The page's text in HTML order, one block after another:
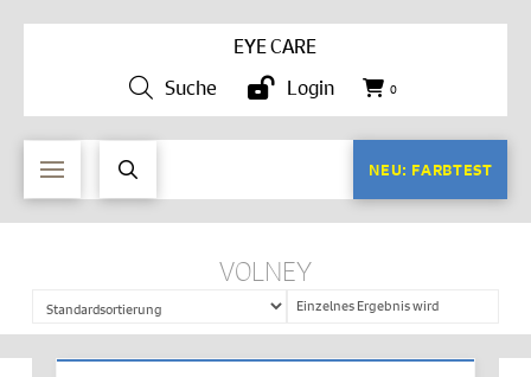
EYE CARE
Suche
Login 0
NEU: FARBTEST
VOLNEY
Einzelnes Ergebnis wird
angezeigt